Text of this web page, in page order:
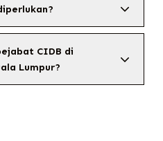
CIDB di
Lumpur?